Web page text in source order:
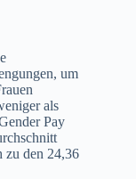
um
als
Pay
zu den 24,36